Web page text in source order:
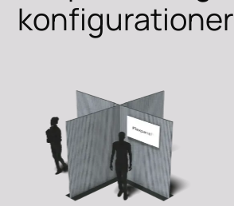
konfigurationer